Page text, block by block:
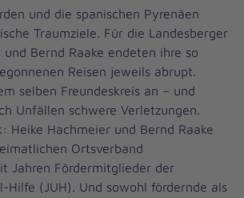
und die spanischen Pyrenäen
Traumziele. Für die Landesberger
und Bernd Raake endeten ihre so
Reisen jeweils abrupt.
selben Freundeskreis an – und
Unfällen schwere Verletzungen.
Heike Hachmeier und Bernd Raake
Ortsverband
Jahren Fördermitglieder der
Hilfe (JUH). Und sowohl fördernde als